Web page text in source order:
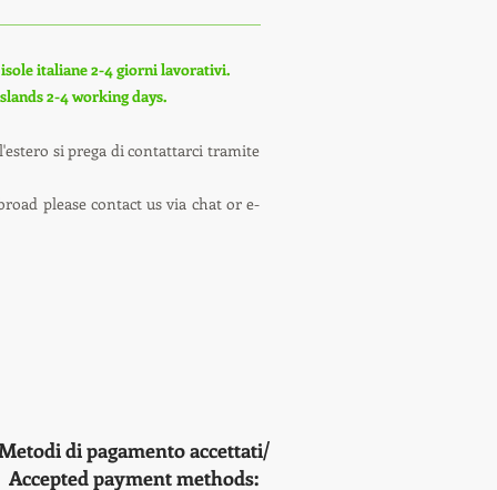
italiane 2-4 giorni lavorativi.
2-4 working days.
si prega di contattarci tramite
please contact us via chat or e-
di pagamento accettati/
Accepted payment methods: